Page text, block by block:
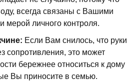
всегда связаны с Вашими
мерой личного контроля.
Если Вам снилось, что руки
сопротивления, это может
бережнее относиться к дому
Вы приносите в семью.